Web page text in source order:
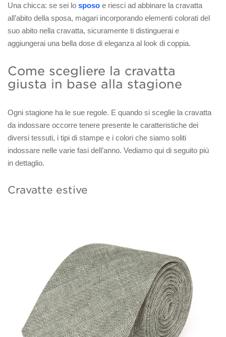
Una chicca: se sei lo sposo e riesci ad abbinare la cravatta
all’abito della sposa, magari incorporando elementi colorati del
suo abito nella cravatta, sicuramente ti distinguerai e
aggiungerai una bella dose di eleganza al look di coppia.
Come scegliere la cravatta
giusta in base alla stagione
Ogni stagione ha le sue regole. E quando si sceglie la cravatta
da indossare occorre tenere presente le caratteristiche dei
diversi tessuti, i tipi di stampe e i colori che siamo soliti
indossare nelle varie fasi dell’anno. Vediamo qui di seguito più
in dettaglio.
Cravatte estive